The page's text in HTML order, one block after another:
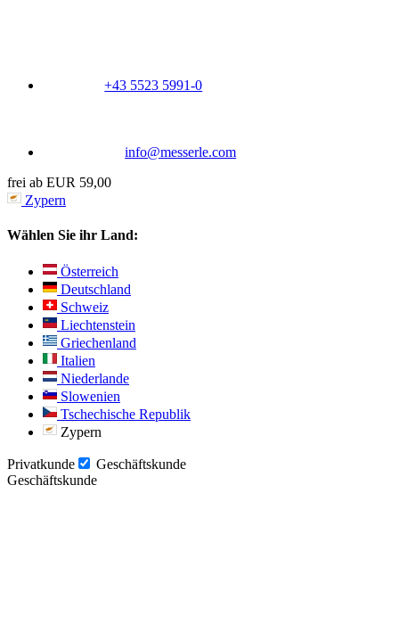
+43 5523 5991-0
info@messerle.com
frei ab EUR 59,00
Zypern
Wählen Sie ihr Land:
Österreich
Deutschland
Schweiz
Liechtenstein
Griechenland
Italien
Niederlande
Slowenien
Tschechische Republik
Zypern
Privatkunde
Geschäftskunde
Geschäftskunde